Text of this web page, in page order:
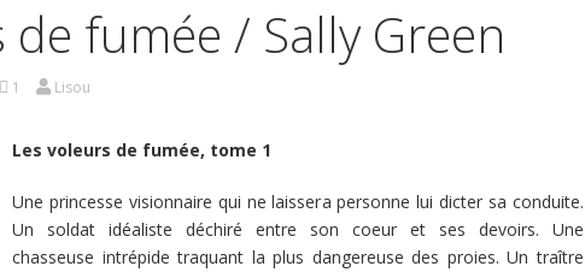
de fumée / Sally Green
1 Lisou
Les voleurs de fumée, tome 1
Une princesse visionnaire qui ne laissera personne lui dicter sa conduite.
Un soldat idéaliste déchiré entre son coeur et ses devoirs. Une
chasseuse intrépide traquant la plus dangereuse des proies. Un traître